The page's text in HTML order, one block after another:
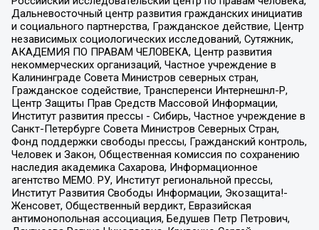
Дальневосточный центр развития гражданских инициатив
и социального партнерства, Гражданское действие, Центр
независимых социологических исследований, Сутяжник,
АКАДЕМИЯ ПО ПРАВАМ ЧЕЛОВЕКА, Центр развития
некоммерческих организаций, Частное учреждение в
Калининграде Совета Министров северных стран,
Гражданское содействие, Трансперенси Интернешнл-Р,
Центр Защиты Прав Средств Массовой Информации,
Институт развития прессы - Сибирь, Частное учреждение в
Санкт-Петербурге Совета Министров Северных Стран,
Фонд поддержки свободы прессы, Гражданский контроль,
Человек и Закон, Общественная комиссия по сохранению
наследия академика Сахарова, Информационное
агентство МЕМО. РУ, Институт региональной прессы,
Институт Развития Свободы Информации, Экозащита!-
Женсовет, Общественный вердикт, Евразийская
антимонопольная ассоциация, Бедушев Петр Петрович,